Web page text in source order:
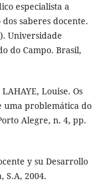
especialista a
saberes docente.
Universidade
do Campo. Brasil,
Louise. Os
uma problemática do
Alegre, n. 4, pp.
y su Desarrollo
S.A, 2004.